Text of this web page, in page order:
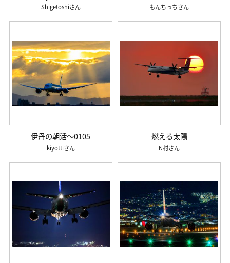
Shigetoshi もんちっち
伊丹の朝活～0105
kiyotti
燃える太陽
N村